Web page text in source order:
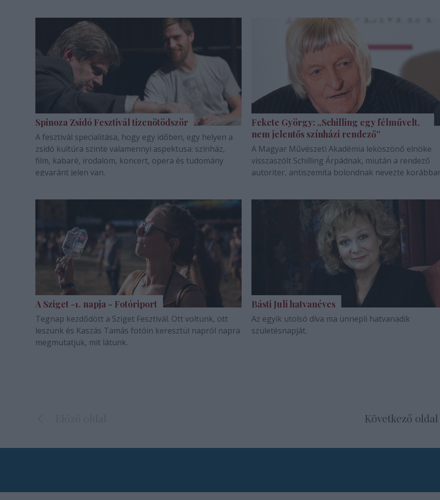
Spinoza Zsidó Fesztivál tizenötödször
A fesztivál specialitása, hogy egy időben, egy helyen a
zsidó kultúra szinte valamennyi aspektusa: színház,
film, kabaré, irodalom, koncert, opera és tudomány
egyaránt jelen van.
Fekete György: „Schilling egy félművelt,
nem jelentős színházi rendező”
A Magyar Művészeti Akadémia leköszönő elnöke
visszaszólt Schilling Árpádnak, miután a rendező
autoriter, antiszemita bolondnak nevezte
A Sziget -1. napja - Fotóriport
Tegnap kezdődött a Sziget Fesztivál. Ott voltunk, ott
leszünk és Kaszás Tamás fotóin keresztül napról napra
megmutatjuk, mit látunk.
Básti Juli hatvanéves
Az egyik utolsó díva ma ünnepli hatvanadik
születésnapját.
Következő oldal